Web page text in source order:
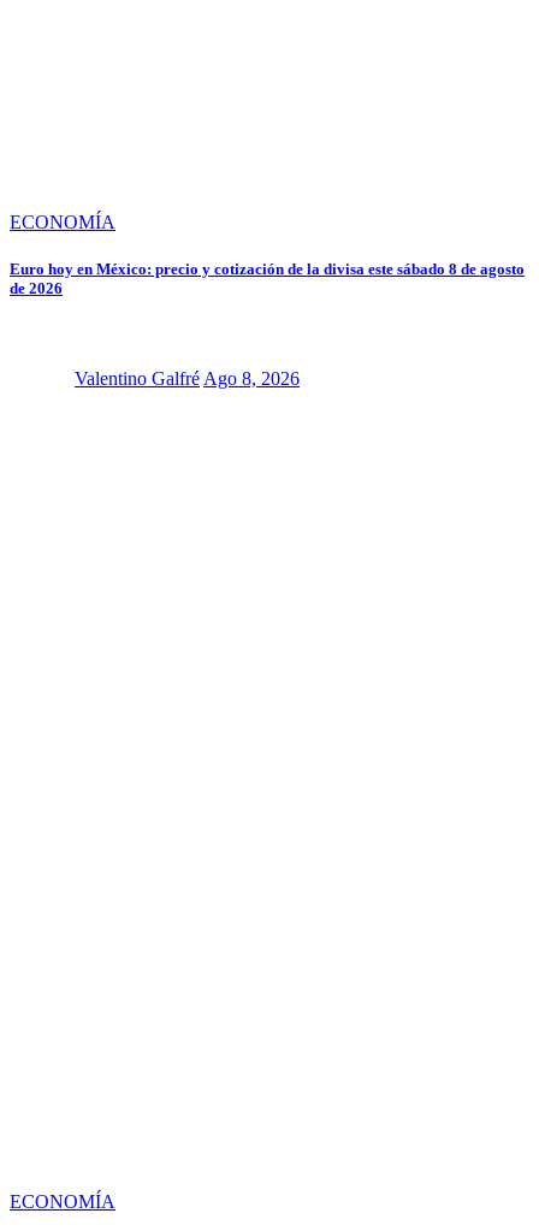
ECONOMÍA
Euro hoy en México: precio y cotización de la divisa este sábado 8 de agosto
de 2026
Valentino GalfréAgo 8, 2026
ECONOMÍA